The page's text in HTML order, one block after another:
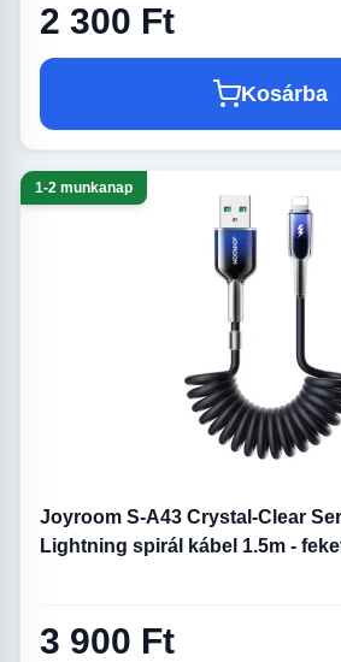
2 300 Ft
Kosárba
1-2 munkanap
Joyroom S-A43 Crystal-Clear
Lightning spirál kábel 1.5m -
3 900 Ft